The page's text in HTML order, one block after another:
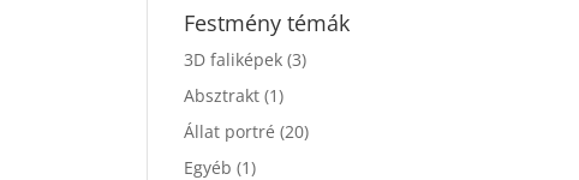
Festmény témák
3D faliképek (3)
Absztrakt (1)
Állat portré (20)
Egyéb (1)